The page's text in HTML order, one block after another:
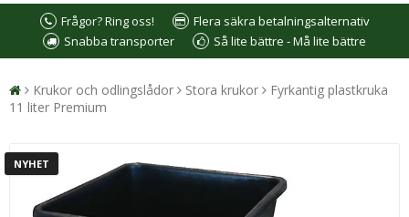
Frågor? Ring oss!
Flera säkra betalningsalternativ
Snabba transporter
Så lite bättre - Må lite bättre
Krukor och odlingslådor Stora krukor
Fyrkantig plastkruka
11 liter Premium
NYHET